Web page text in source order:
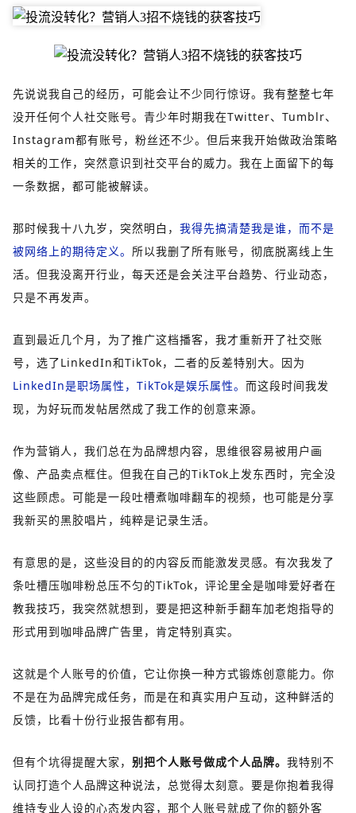
先说说我自己的经历，可能会让不少同行惊讶。我有整整七年
没开任何个人社交账号。青少年时期我在Twitter、Tumblr、
Instagram都有账号，粉丝还不少。但后来我开始做政治策略
相关的工作，突然意识到社交平台的威力。我在上面留下的每
一条数据，都可能被解读。
那时候我十八九岁，突然明白， 我得先搞清楚我是谁，而不是
被网络上的期待定义。 所以我删了所有账号，彻底脱离线上生
活。但我没离开行业，每天还是会关注平台趋势、行业动态，
只是不再发声。
直到最近几个月，为了推广这档播客，我才重新开了社交账
号，选了LinkedIn和TikTok，二者的反差特别大。因为
LinkedIn是职场属性，TikTok是娱乐属性。 而这段时间我发
现，为好玩而发帖居然成了我工作的创意来源。
作为营销人，我们总在为品牌想内容，思维很容易被用户画
像、产品卖点框住。但我在自己的TikTok上发东西时，完全没
这些顾虑。可能是一段吐槽煮咖啡翻车的视频，也可能是分享
我新买的黑胶唱片，纯粹是记录生活。
有意思的是，这些没目的的内容反而能激发灵感。有次我发了
条吐槽压咖啡粉总压不匀的TikTok，评论里全是咖啡爱好者在
教我技巧，我突然就想到，要是把这种新手翻车加老炮指导的
形式用到咖啡品牌广告里，肯定特别真实。
这就是个人账号的价值，它让你换一种方式锻炼创意能力。 你
不是在为品牌完成任务，而是在和真实用户互动，这种鲜活的
反馈，比看十份行业报告都有用。
但有个坑得提醒大家， 别把个人账号做成个人品牌。 我特别不
认同打造个人品牌这种说法，总觉得太刻意。要是你抱着我得
维持专业人设的心态发内容，那个人账号就成了你的额外客